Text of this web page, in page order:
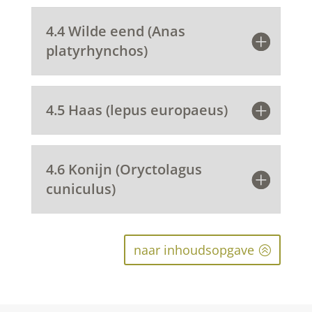
4.4 Wilde eend (Anas
platyrhynchos)
4.5 Haas (lepus europaeus)
4.6 Konijn (Oryctolagus
cuniculus)
naar inhoudsopgave